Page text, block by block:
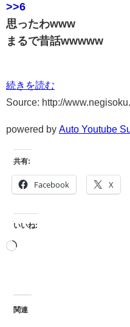
>>6
思ったわwww
まるで昔話wwwww
続きを読む
Source: http://
powered by Auto Youtube
共有:
Facebook X
いいね:
関連